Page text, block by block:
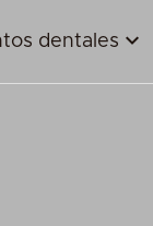
dentales